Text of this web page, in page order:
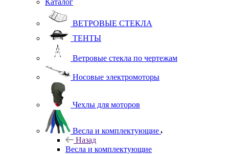
Каталог
ВЕТРОВЫЕ СТЕКЛА
ТЕНТЫ
Ветровые стекла по чертежам
Носовые электромоторы
Чехлы для моторов
Весла и комплектующие
Назад
Весла и комплектующие